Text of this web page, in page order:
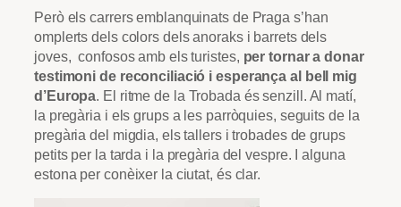
Però els carrers emblanquinats de Praga s’han
omplerts dels colors dels anoraks i barrets dels
joves, confosos amb els turistes, per tornar a donar
testimoni de reconciliació i esperança al bell mig
d’Europa. El ritme de la Trobada és senzill. Al matí,
la pregària i els grups a les parròquies, seguits de la
pregària del migdia, els tallers i trobades de grups
petits per la tarda i la pregària del vespre. I alguna
estona per conèixer la ciutat, és clar.